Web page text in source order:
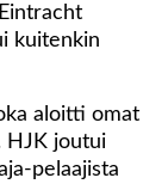
kuitenkin
aloitti omat
HJK joutui
pelaajista